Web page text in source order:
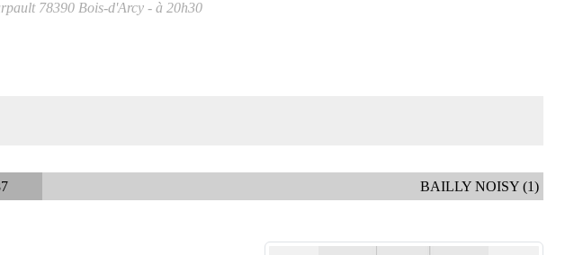
78390 Bois-d'Arcy - à 20h30
BAILLY NOISY (1)